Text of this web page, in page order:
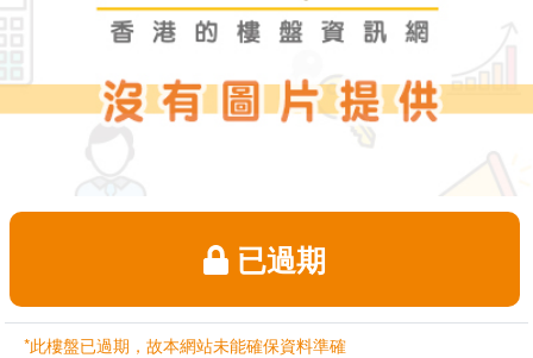
已過期
*此樓盤已過期，故本網站未能確保資料準確